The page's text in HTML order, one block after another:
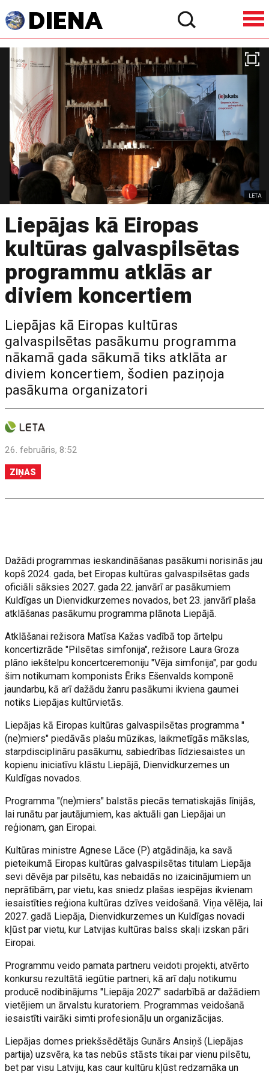
LETA
Liepājas kā Eiropas
kultūras galvaspilsētas
programmu atklās ar
diviem koncertiem
Liepājas kā Eiropas kultūras
galvaspilsētas pasākumu programma
nākamā gada sākumā tiks atklāta ar
diviem koncertiem, šodien paziņoja
pasākuma organizatori
26. februāris, 8:52
ZIŅAS
Dažādi programmas ieskandināšanas pasākumi norisinās jau
kopš 2024. gada, bet Eiropas kultūras galvaspilsētas gads
oficiāli sāksies 2027. gada 22. janvārī ar pasākumiem
Kuldīgas un Dienvidkurzemes novados, bet 23. janvārī plaša
atklāšanas pasākumu programma plānota Liepājā.
Atklāšanai režisora Matīsa Kažas vadībā top ārtelpu
koncertizrāde "Pilsētas simfonija", režisore Laura Groza
plāno iekštelpu koncertceremoniju "Vēja simfonija", par godu
šim notikumam komponists Ēriks Ešenvalds komponē
jaundarbu, kā arī dažādu žanru pasākumi ikviena gaumei
notiks Liepājas kultūrvietās.
Liepājas kā Eiropas kultūras galvaspilsētas programma "
(ne)miers" piedāvās plašu mūzikas, laikmetīgās mākslas,
starpdisciplināru pasākumu, sabiedrības līdziesaistes un
kopienu iniciatīvu klāstu Liepājā, Dienvidkurzemes un
Kuldīgas novados.
Programma "(ne)miers" balstās piecās tematiskajās līnijās,
lai runātu par jautājumiem, kas aktuāli gan Liepājai un
reģionam, gan Eiropai.
Kultūras ministre Agnese Lāce (P) atgādināja, ka savā
pieteikumā Eiropas kultūras galvaspilsētas titulam Liepāja
sevi dēvēja par pilsētu, kas nebaidās no izaicinājumiem un
neprātībām, par vietu, kas sniedz plašas iespējas ikvienam
iesaistīties reģiona kultūras dzīves veidošanā. Viņa vēlēja, lai
2027. gadā Liepāja, Dienvidkurzemes un Kuldīgas novadi
kļūst par vietu, kur Latvijas kultūras balss skaļi izskan pāri
Eiropai.
Programmu veido pamata partneru veidoti projekti, atvērto
konkursu rezultātā iegūtie partneri, kā arī daļu notikumu
producē nodibinājums "Liepāja 2027" sadarbībā ar dažādiem
vietējiem un ārvalstu kuratoriem. Programmas veidošanā
iesaistīti vairāki simti profesionāļu un organizācijas.
Liepājas domes priekšsēdētājs Gunārs Ansiņš (Liepājas
partija) uzsvēra, ka tas nebūs stāsts tikai par vienu pilsētu,
bet par visu Latviju, kas caur kultūru kļūst redzamāka un